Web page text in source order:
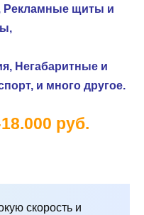
Рекламные щиты и
Негабаритные и
и много другое.
руб.
скорость и